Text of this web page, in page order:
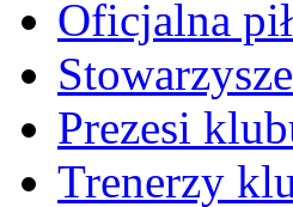
Oficjalna
Prezesi
Trenerzy